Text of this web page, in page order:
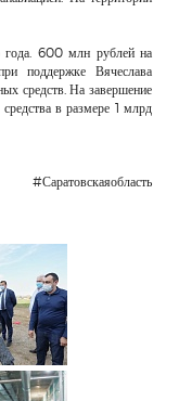
года. 600 млн рублей на
поддержке Вячеслава
средств. На завершение
в размере 1 млрд